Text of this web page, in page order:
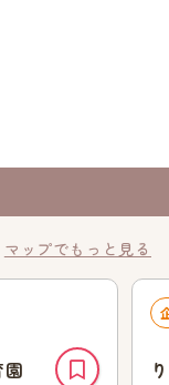
マップでもっと見る